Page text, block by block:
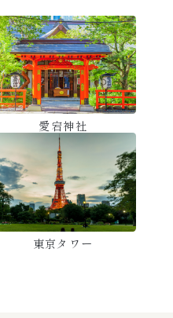
愛宕神社
東京タワー
日本科学未来館
お台場
赤坂Bizタワー
SHOPS&DINING
東京ドームシティ
靖国神社
秋葉原電気街
皇居
二条城
一保堂茶舗 京都本店
りんくうタウン
島根県立美術館
宍道湖
中洲の屋台街
天神
眼鏡橋
ハウステンボス
国際通り
DMM かりゆし水族館